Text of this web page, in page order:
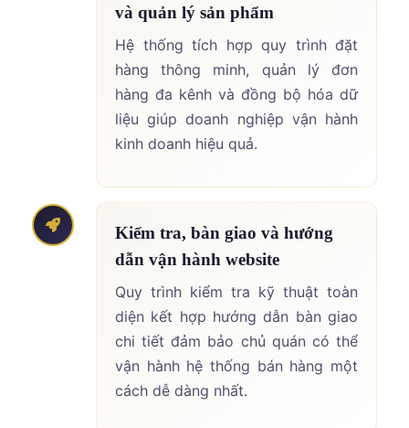
và quản lý sản phẩm
Hệ thống tích hợp quy trình đặt
hàng thông minh, quản lý đơn
hàng đa kênh và đồng bộ hóa dữ
liệu giúp doanh nghiệp vận hành
kinh doanh hiệu quả.
Kiểm tra, bàn giao và hướng
dẫn vận hành website
Quy trình kiểm tra kỹ thuật toàn
diện kết hợp hướng dẫn bàn giao
chi tiết đảm bảo chủ quán có thể
vận hành hệ thống bán hàng một
cách dễ dàng nhất.